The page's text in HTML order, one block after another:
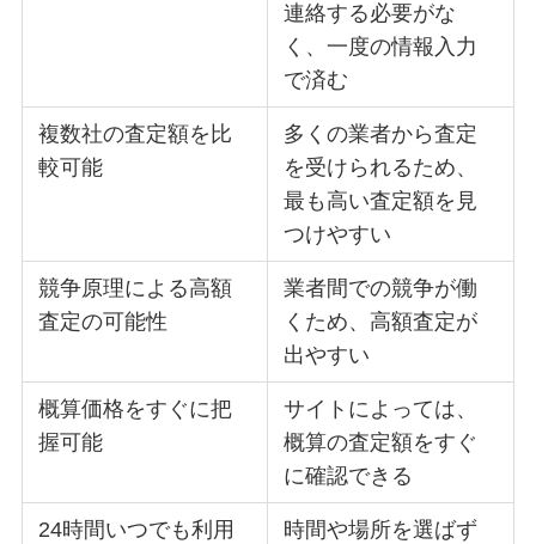
連絡する必要がな
く、一度の情報入力
で済む
複数社の査定額を比
較可能
多くの業者から査定
を受けられるため、
最も高い査定額を見
つけやすい
競争原理による高額
査定の可能性
業者間での競争が働
くため、高額査定が
出やすい
概算価格をすぐに把
握可能
サイトによっては、
概算の査定額をすぐ
に確認できる
24時間いつでも利用
時間や場所を選ばず